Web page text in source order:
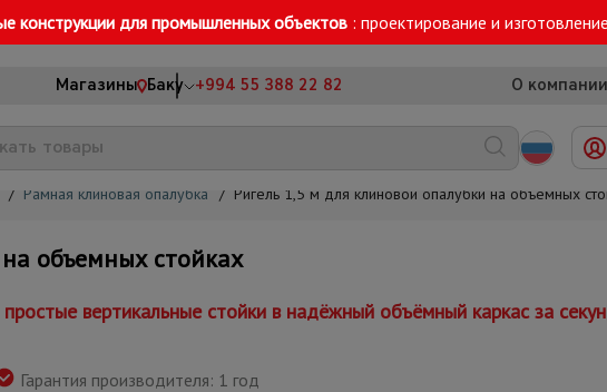
конструкции для промышленных объектов : проектирование и изготовление
Магазины Баку +994 55 388 22 82 О компании
/ Рамная клиновая опалубка / Ригель 1,5 м для клиновой опалубки на объемных
объемных стойках
вертикальные стойки в надёжный объёмный каркас за
Гарантия производителя: 1 год